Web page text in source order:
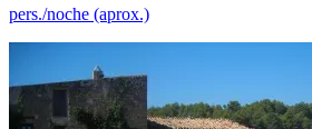
pers./noche (aprox.)